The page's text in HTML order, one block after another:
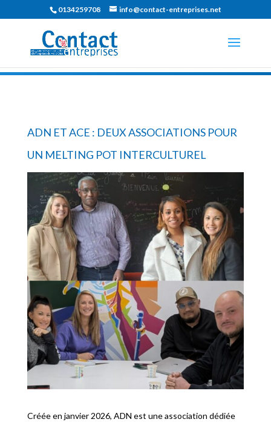
0134259708 info@contact-entreprises.net
ADN ET ACE : DEUX ASSOCIATIONS POUR
UN MELTING POT INTERCULTUREL
Créée en janvier 2026, ADN est une association dédiée